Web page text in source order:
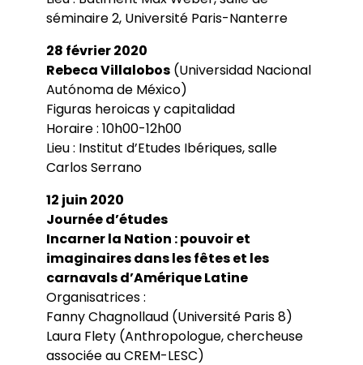
séminaire 2, Université Paris-Nanterre
28 février 2020
Rebeca Villalobos(Universidad Nacional
Autónoma de México)
Figuras heroicas y capitalidad
Horaire : 10h00-12h00
Lieu : Institut d’Etudes Ibériques, salle
Carlos Serrano
12 juin 2020
Journée d’études
Incarner la Nation : pouvoir et
imaginaires dans les fêtes et les
carnavals d’Amérique Latine
Organisatrices :
Fanny Chagnollaud (Université Paris 8)
Laura Flety (Anthropologue, chercheuse
associée au CREM-LESC)